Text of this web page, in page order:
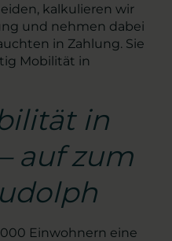
kalkulieren wir
und nehmen dabei
in Zahlung. Sie
Mobilität in
in
auf zum
Einwohnern eine